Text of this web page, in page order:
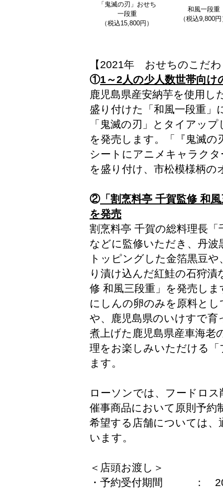
「鬼滅の刃」おせち
一段重
（税込15,800円）
和風一段重
（税込9,800
【2021年 おせちのこだ
①1～2人の少人数世帯向
鹿児島県産安納芋を使用
盛り付けた「和風一段重
「鬼滅の刃」とタイアッ
を発売します。「『鬼滅の
シートにアニメキャラク
を盛り付け、市松模様柄
②「割烹料亭 千賀監修 和
を発売
割烹料亭 千賀の総料理長
などに監修いただき、丹
トッピングした金箔黒豆
り漬け込んだ紅鮭の石狩
修 和風三段重」を発売し
にしんの卵のみを原料と
や、鹿児島県のいけすで
煮上げた鹿児島県産車海老
理をお楽しみいただける
ます。
ローソンでは、フードロ
催事商品において原則予約
希望する店舗については、
います。
＜店頭お渡し＞
・予約受付期間 ：